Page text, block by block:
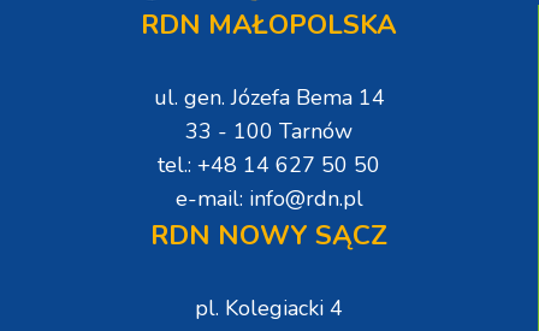
RDN MAŁOPOLSKA
ul. gen. Józefa Bema 14
33 - 100 Tarnów
tel.: +48 14 627 50 50
e-mail: info@rdn.pl
RDN NOWY SĄCZ
pl. Kolegiacki 4